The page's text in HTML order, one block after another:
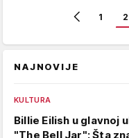
1 2
NAJNOVIJE
KULTURA
Billie Eilish u glavnoj
"The Bell Jar": Šta